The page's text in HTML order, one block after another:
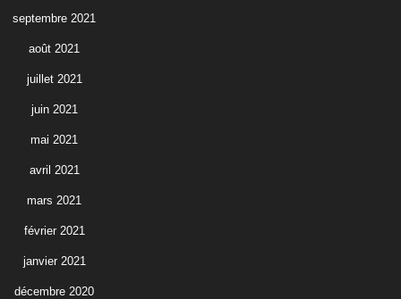
septembre 2021
août 2021
juillet 2021
juin 2021
mai 2021
avril 2021
mars 2021
février 2021
janvier 2021
décembre 2020